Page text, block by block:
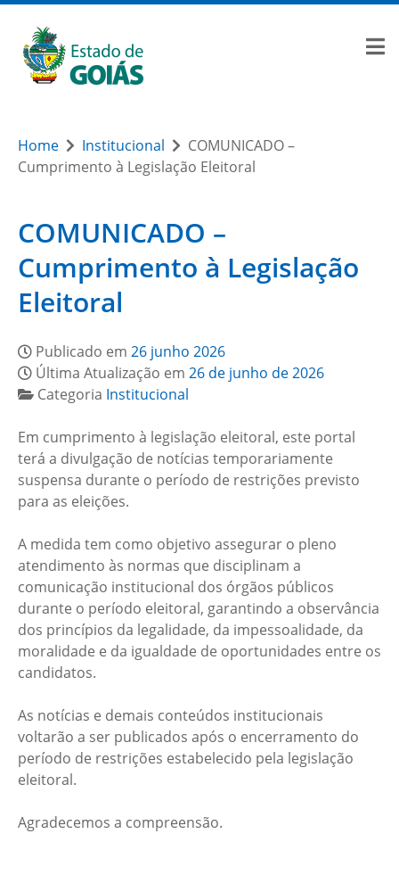
Home Institucional
COMUNICADO –
Cumprimento à Legislação Eleitoral
COMUNICADO –
Cumprimento à Legislação
Eleitoral
Publicado em 26 junho 2026
Última Atualização em 26 de junho de 2026
Categoria Institucional
Em cumprimento à legislação eleitoral, este portal
terá a divulgação de notícias temporariamente
suspensa durante o período de restrições previsto
para as eleições.
A medida tem como objetivo assegurar o pleno
atendimento às normas que disciplinam a
comunicação institucional dos órgãos públicos
durante o período eleitoral, garantindo a observância
dos princípios da legalidade, da impessoalidade, da
moralidade e da igualdade de oportunidades entre os
candidatos.
As notícias e demais conteúdos institucionais
voltarão a ser publicados após o encerramento do
período de restrições estabelecido pela legislação
eleitoral.
Agradecemos a compreensão.